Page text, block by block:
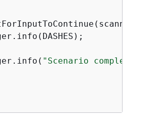
"Scenario